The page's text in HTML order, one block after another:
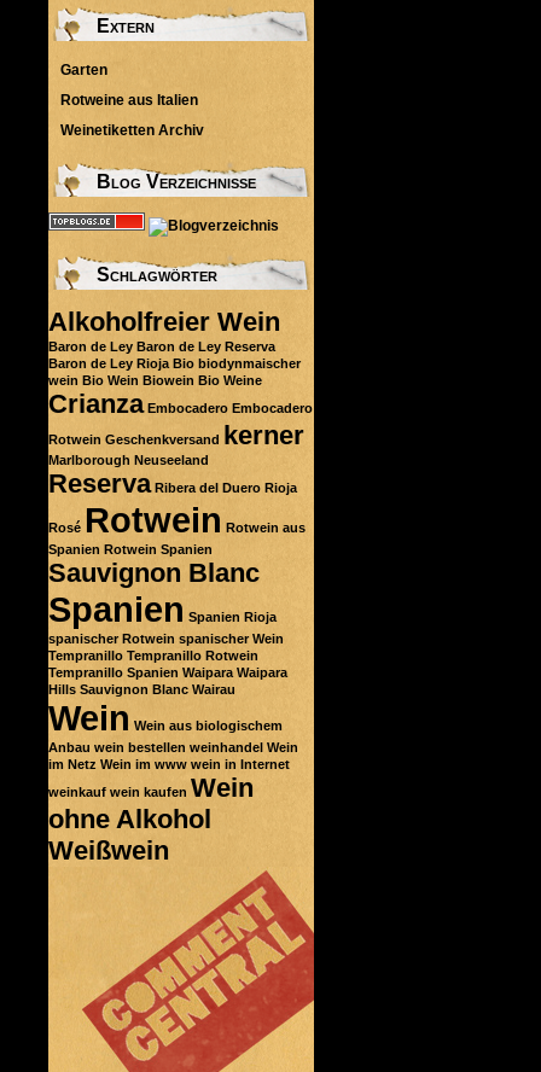
Extern
Garten
Rotweine aus Italien
Weinetiketten Archiv
Blog Verzeichnisse
Schlagwörter
Alkoholfreier Wein
Baron de Ley Baron de Ley Reserva
Baron de Ley Rioja Bio biodynmaischer
wein Bio Wein Biowein Bio Weine
Crianza Embocadero Embocadero
Rotwein Geschenkversand kerner
Marlborough Neuseeland
Reserva Ribera del Duero Rioja
Rosé Rotwein Rotwein aus
Spanien Rotwein Spanien
Sauvignon Blanc
Spanien Spanien Rioja
spanischer Rotwein spanischer Wein
Tempranillo Tempranillo Rotwein
Tempranillo Spanien Waipara Waipara
Hills Sauvignon Blanc Wairau
Wein Wein aus biologischem
Anbau wein bestellen weinhandel Wein
im Netz Wein im www wein in Internet
weinkauf wein kaufen Wein
ohne Alkohol
Weißwein